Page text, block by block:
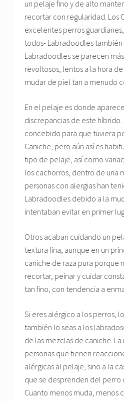
un pelaje fino y de alto
recortar con regularidad. Los
excelentes perros
todos- Labradoodles también
Labradoodles se parecen
revoltosos, lentos a la hora
mudar de piel tan a menudo
En el pelaje es donde
discrepancias de este
concebido para que tuviera
Caniche, pero aún así es
tipo de pelaje, así como
los cachorros, dentro de una
personas con alergias han
Labradoodles debido a la
intentaban evitar en primer
Otros acaban cuidando un
textura fina, aunque en un
caniche de raza pura porque
recortar, peinar y cuidar
tan fino, con tendencia a
Si eres alérgico a los perros,
también lo seas a los
de las mezclas de caniche.
personas que tienen
alérgicas al pelaje, sino a la
que se desprenden del perro
Cuanto menos muda, menos